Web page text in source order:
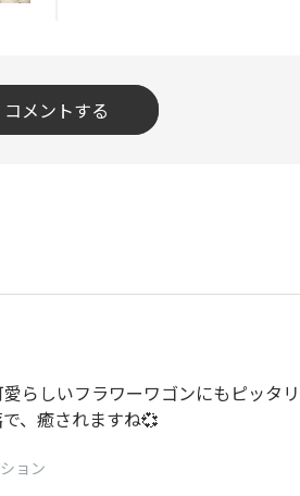
コメントする
らしいフラワーワゴンにもピッタ
、癒されますね💞
ョン